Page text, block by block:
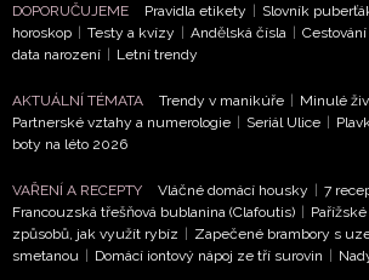
DOPORUČUJEME Pravidla etikety | Slovník
horoskop | Testy a kvízy | Andělská čísla | Cestování
data narození | Letní trendy
AKTUÁLNÍ TÉMATA Trendy v manikúře | Minulé
Partnerské vztahy a numerologie | Seriál Ulice |
boty na léto 2026
VAŘENÍ A RECEPTY Vláčné domácí housky | 7
Francouzská třešňová bublanina (Clafoutis) |
způsobů, jak využít rybíz | Zapečené brambory s
smetanou | Domácí iontový nápoj ze tří surovin |